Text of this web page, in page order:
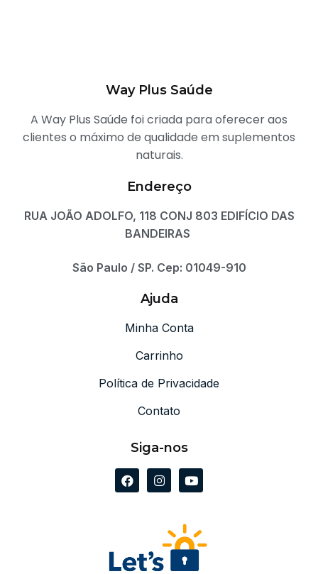
Way Plus Saúde
A Way Plus Saúde foi criada para oferecer aos
clientes o máximo de qualidade em suplementos
naturais.
Endereço
RUA JOÃO ADOLFO, 118 CONJ 803 EDIFÍCIO DAS
BANDEIRAS
São Paulo / SP. Cep: 01049-910
Ajuda
Minha Conta
Carrinho
Política de Privacidade
Contato
Siga-nos